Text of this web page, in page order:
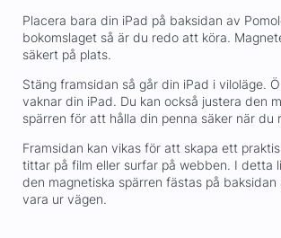
Placera bara din iPad på baksidan av
bokomslaget så är du redo att köra.
säkert på plats.
Stäng framsidan så går din iPad i viloläge.
vaknar din iPad. Du kan också justera den
spärren för att hålla din penna säker när du
Framsidan kan vikas för att skapa ett
tittar på film eller surfar på webben. I detta
den magnetiska spärren fästas på
vara ur vägen.